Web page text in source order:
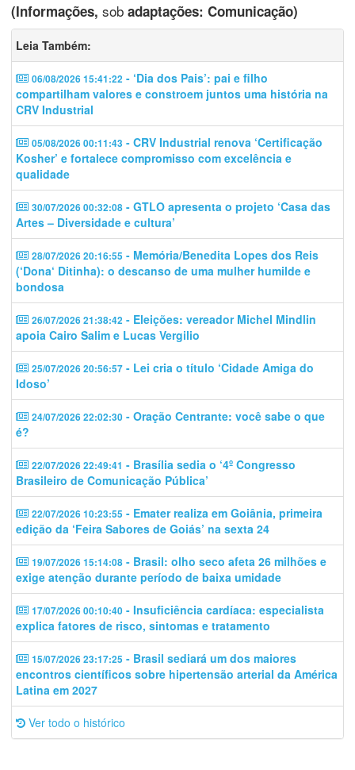
(Informações, sob adaptações: Comunicação)
Leia Também:
06/08/2026 15:41:22 - ‘Dia dos Pais’: pai e filho
compartilham valores e constroem juntos uma história na
CRV Industrial
05/08/2026 00:11:43 - CRV Industrial renova ‘Certificação
Kosher’ e fortalece compromisso com excelência e
qualidade
30/07/2026 00:32:08 - GTLO apresenta o projeto ‘Casa das
Artes – Diversidade e cultura’
28/07/2026 20:16:55 - Memória/Benedita Lopes dos Reis
(‘Dona‘ Ditinha): o descanso de uma mulher humilde e
bondosa
26/07/2026 21:38:42 - Eleições: vereador Michel Mindlin
apoia Cairo Salim e Lucas Vergilio
25/07/2026 20:56:57 - Lei cria o título ‘Cidade Amiga do
Idoso’
24/07/2026 22:02:30 - Oração Centrante: você sabe o que
é?
22/07/2026 22:49:41 - Brasília sedia o ‘4º Congresso
Brasileiro de Comunicação Pública’
22/07/2026 10:23:55 - Emater realiza em Goiânia, primeira
edição da ‘Feira Sabores de Goiás’ na sexta 24
19/07/2026 15:14:08 - Brasil: olho seco afeta 26 milhões e
exige atenção durante período de baixa umidade
17/07/2026 00:10:40 - Insuficiência cardíaca: especialista
explica fatores de risco, sintomas e tratamento
15/07/2026 23:17:25 - Brasil sediará um dos maiores
encontros científicos sobre hipertensão arterial da América
Latina em 2027
Ver todo o histórico